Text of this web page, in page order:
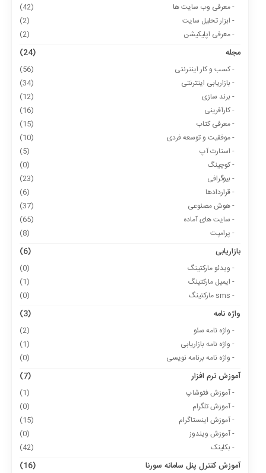
- معرفی وب سایت ها
(42)
- ابزار تحلیل سایت
(2)
- معرفی اپلیکیشن
(2)
مجله (24)
- کسب و کار اینترنتی
(56)
- بازاریابی اینترنتی
(34)
- برند سازی
(12)
- کارآفرینی
(16)
- معرفی کتاب
(15)
- موفقیت و توسعه فردی
(10)
- استارت آپ
(5)
- کوچینگ
(0)
- بیوگرافی
(23)
- قراردادها
(6)
- هوش مصنوعی
(37)
- سایت های آماده
(65)
- پرامپت
(8)
بازاریابی (6)
- ویدئو مارکتینگ
(0)
- ایمیل مارکتینگ
(1)
- sms مارکتینگ
(0)
واژه نامه (3)
- واژه نامه سئو
(2)
- واژه نامه بازاریابی
(1)
- واژه نامه برنامه نویسی
(0)
آموزش نرم افزار (7)
- آموزش فتوشاپ
(1)
- آموزش تلگرام
(0)
- آموزش اینستاگرام
(15)
- آموزش ویندوز
(0)
- بکلینک
(42)
آموزش کنترل پنل سامانه سورنا
(16)